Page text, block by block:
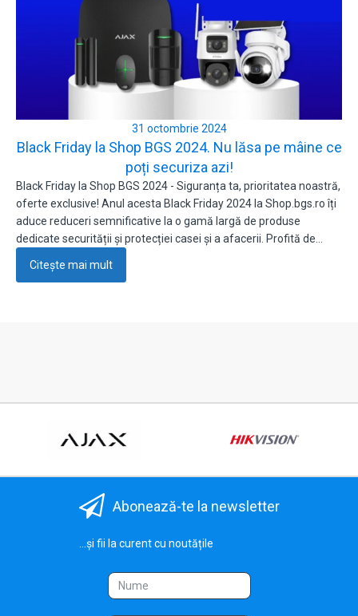
31 octombrie 2024
Black Friday la Shop BGS 2024. Nu lăsa pe mâine ce
poți securiza azi!
Black Friday la Shop BGS 2024 - Siguranța ta, prioritatea noastră,
oferte exclusive! Anul acesta Black Friday 2024 la Shop.bgs.ro îți
aduce reduceri semnificative la o gamă largă de produse
dedicate securității și protecției casei și a afacerii. Profită de…
Citește mai mult
Abonează-te la newsletter
...și fii la curent cu noutățile